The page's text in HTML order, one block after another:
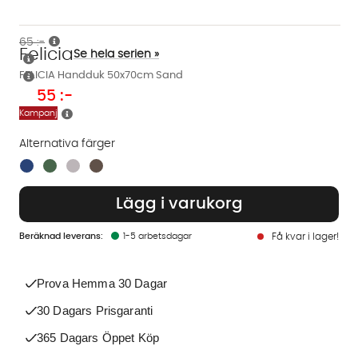
FELICIA Handduk 50x70cm Sand
Felicia Se hela serien »
55 :-
65 :-
Kampanj
Lägg i varukorg
1-5 arbetsdagar Få kvar i lager!
Alternativa färger
Finns även i dessa färger:
Prova Hemma 30 Dagar
30 Dagars Prisgaranti
365 Dagars Öppet Köp